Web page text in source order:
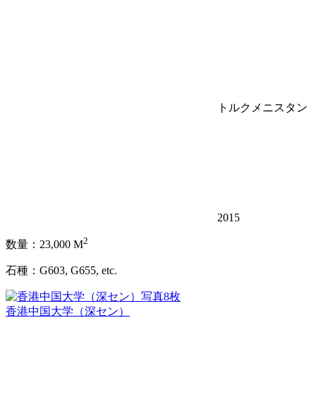
トルクメニスタン
2015
数量：23,000 M2
石種：G603, G655, etc.
写真8枚
香港中国大学（深セン）